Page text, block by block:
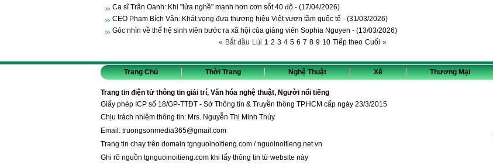
Ca sĩ Trân Oanh: Khi "lửa nghề" mạnh hơn cơn sốt 40 độ - (17/04/2026)
CEO Phạm Bích Vân: Khát vọng đưa thương hiệu Việt vươn tầm quốc tế - (31/03/2026)
Góc nhìn về thế hệ sinh viên bước ra xã hội của giảng viên Sophia Nguyen - (13/03/2026)
« Bắt đầu Lùi 1 2 3 4 5 6 7 8 9 10 Tiếp theo Cuối »
Trang Chủ Thời Trang Nghệ Thuật Xế Thương Mại
Trang tin điện tử thông tin giải trí, Văn hóa nghệ thuật, Người nổi tiếng
Giấy phép ICP số 18/GP-TTĐT - Sở Thông tin & Truyền thông TP.HCM cấp ngày 23/3/2015
Chịu trách nhiệm thông tin: Mrs. Nguyễn Thị Minh Thúy
Email: truongsonmedia365@gmail.com
Trang tin chạy trên domain tgnguoinoitieng.com /nguoinoitieng.net.vn
Ghi rõ nguồn tgnguoinoitieng.com khi lấy thông tin từ website này